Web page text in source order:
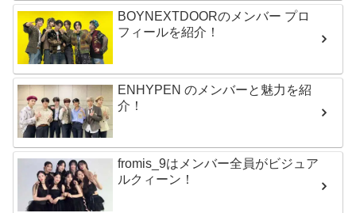
BOYNEXTDOORのメンバー プロ
フィールを紹介！
ENHYPEN のメンバーと魅力を紹
介！
fromis_9はメンバー全員がビジュア
ルクィーン！